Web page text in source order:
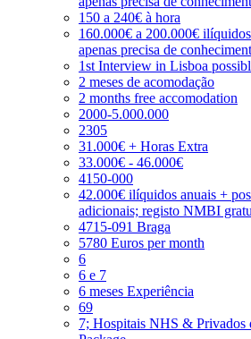
150 a 240€ à hora
160.000€ a 200.000€
apenas precisa de
1st Interview in Lisboa
2 meses de acomodação
2 months free accomodation
2000-5.000.000
2305
31.000€ + Horas Extra
33.000€ - 46.000€
4150-000
42.000€ ilíquidos anuais +
adicionais; registo NMBI
4715-091 Braga
5780 Euros per month
6
6 e 7
6 meses Experiência
69
7; Hospitais NHS & Privados